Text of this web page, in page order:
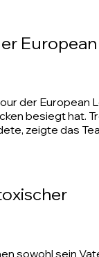
European
der European
besiegt hat.
zeigte das
sowohl sein